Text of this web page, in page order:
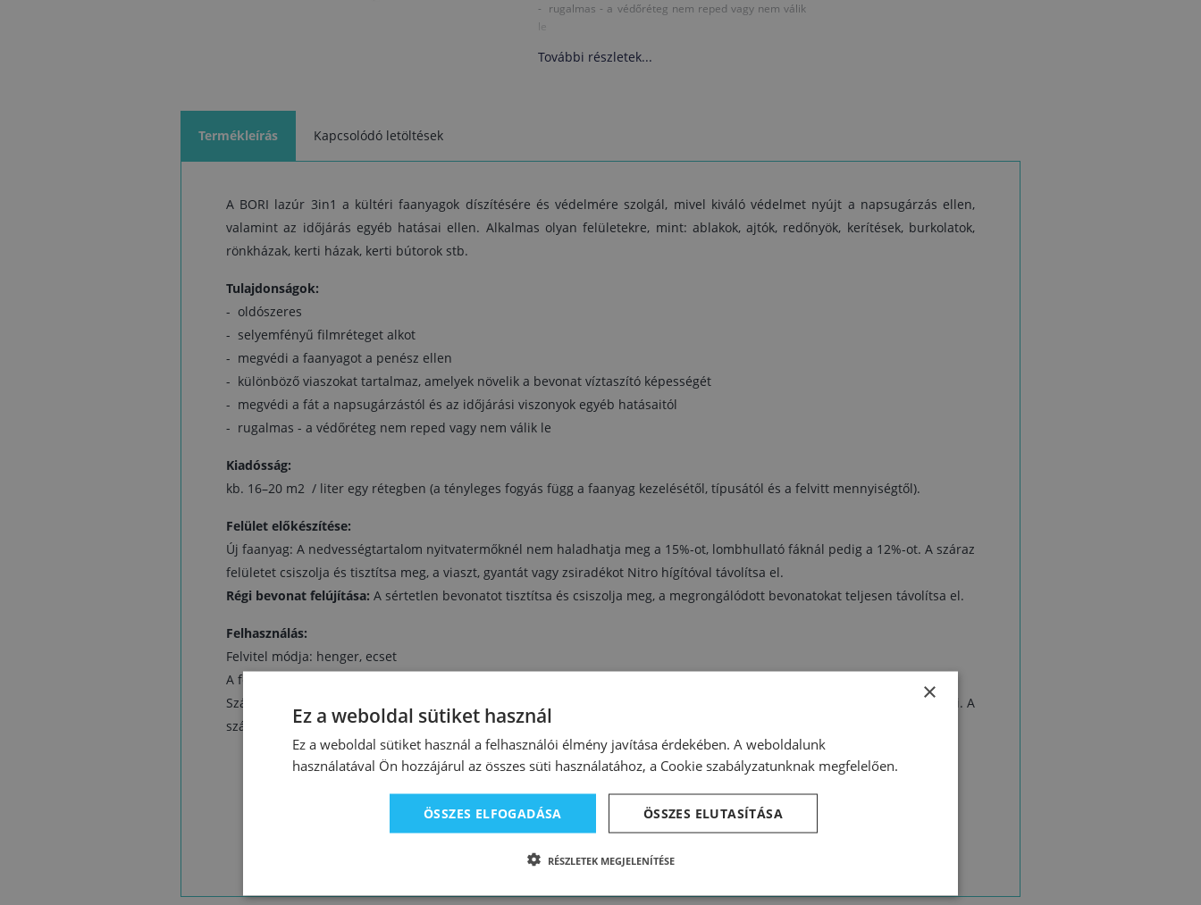
- rugalmas - a védőréteg nem reped vagy nem válik
le
Kiadósság:
Új faanyag:A nedvességtartalom nyitvatermőknél
pedig a 12%-ot. A száraz felületet csiszolja és tisztítsa
távolítsa el.
legalább +5°C.
Tapintásra száraz 7 óra után, a következő réteget 24
óra után lehet felvinni. A száradási idő alacsonyabb
További részletek...
Termékleírás Kapcsolódó letöltések
A BORI lazúr 3in1 a kültéri faanyagok díszítésére és védelmére szolgál, mivel kiváló védelmet nyújt a napsugárzás ellen,
valamint az időjárás egyéb hatásai ellen. Alkalmas olyan felületekre, mint: ablakok, ajtók, redőnyök, kerítések, burkolatok,
rönkházak, kerti házak, kerti bútorok stb.
Tulajdonságok:
- oldószeres
- selyemfényű filmréteget alkot
- megvédi a faanyagot a penész ellen
- különböző viaszokat tartalmaz, amelyek növelik a bevonat víztaszító képességét
- megvédi a fát a napsugárzástól és az időjárási viszonyok egyéb hatásaitól
- rugalmas - a védőréteg nem reped vagy nem válik le
Kiadósság:
kb. 16–20 m2 / liter egy rétegben (a tényleges fogyás függ a faanyag kezelésétől, típusától és a felvitt mennyiségtől).
Felület előkészítése:
Új faanyag: A nedvességtartalom nyitvatermőknél nem haladhatja meg a 15%-ot, lombhullató fáknál pedig a 12%-ot. A száraz
felületet csiszolja és tisztítsa meg, a viaszt, gyantát vagy zsiradékot Nitro hígítóval távolítsa el.
Régi bevonat felújítása: A sértetlen bevonatot tisztítsa és csiszolja meg, a megrongálódott bevonatokat teljesen távolítsa el.
Felhasználás:
Felvitel módja: henger, ecset
A festék, a levegő és a felület hőmérséklete legyen legalább +5°C.
Száradás (T = +20°C, relatív páratartalom 65 %): Tapintásra száraz 7 óra után, a következő réteget 24 óra után lehet felvinni. A
száradási idő alacsonyabb hőmérsékleten és magasabb relatív páratartalom mellett hosszabb.
×
Ez a weboldal sütiket használ
Ez a weboldal sütiket használ a felhasználói élmény javítása érdekében. A weboldalunk
használatával Ön hozzájárul az összes süti használatához, a Cookie szabályzatunknak megfelelően.
ÖSSZES ELFOGADÁSA ÖSSZES ELUTASÍTÁSA
RÉSZLETEK MEGJELENÍTÉSE